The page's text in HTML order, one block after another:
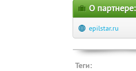
О партнере:
epilstar.ru
Теги: